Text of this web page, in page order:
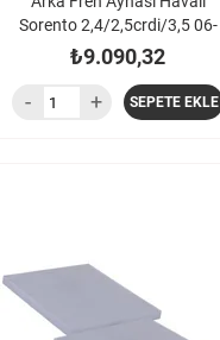
Sorento 2,4/2,5crdi/3,5 06-
₺9.090,32
SEPETE EKLE